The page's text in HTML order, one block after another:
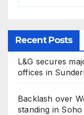
Recent Posts
L&G secures
offices in
Backlash over
standing in